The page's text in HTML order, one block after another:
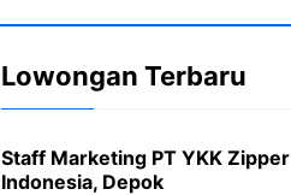
Lowongan Terbaru
Staff Marketing PT YKK Zipper
Indonesia, Depok